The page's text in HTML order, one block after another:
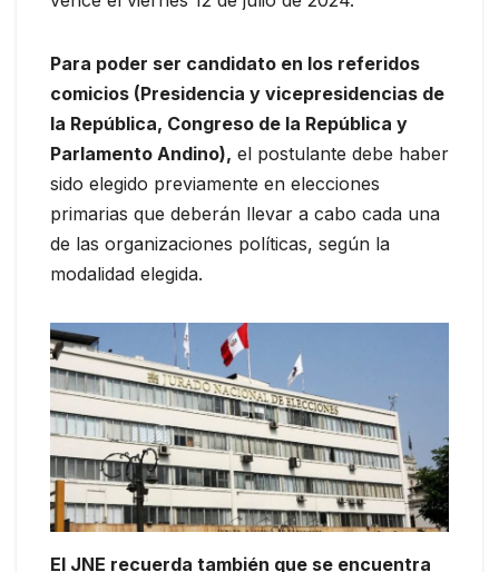
Para poder ser candidato en los referidos
comicios (Presidencia y vicepresidencias de
la República, Congreso de la República y
Parlamento Andino), el postulante debe haber
sido elegido previamente en elecciones
primarias que deberán llevar a cabo cada una
de las organizaciones políticas, según la
modalidad elegida.
El JNE recuerda también que se encuentra